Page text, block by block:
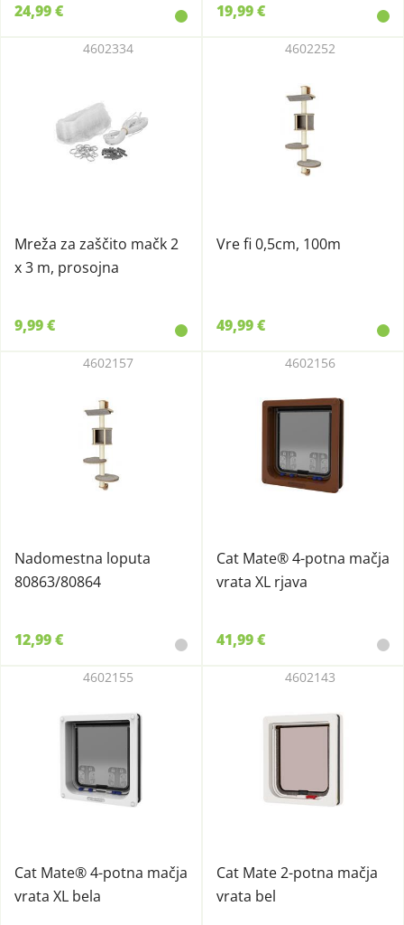
24,99 € 19,99 €
Mreža za zaščito mačk 2
x 3 m, prosojna
4602334
9,99 €
Vre fi 0,5cm, 100m
4602252
49,99 €
Nadomestna loputa
80863/80864
4602157
12,99 €
Cat Mate® 4-potna mačja
vrata XL rjava
4602156
41,99 €
Cat Mate® 4-potna mačja
vrata XL bela
4602155
Cat Mate 2-potna mačja
vrata bel
4602143